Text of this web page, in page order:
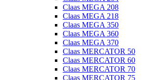
Claas MEGA 208
Claas MEGA 218
Claas MEGA 350
Claas MEGA 360
Claas MEGA 370
Claas MERCATOR 50
Claas MERCATOR 60
Claas MERCATOR 70
Claas MERCATOR 75